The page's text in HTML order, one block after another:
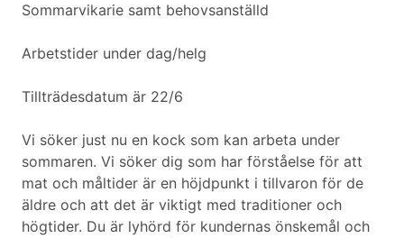
Sommarvikarie samt behovsanställd
Arbetstider under dag/helg
Tillträdesdatum är 22/6
Vi söker just nu en kock som kan arbeta under
sommaren. Vi söker dig som har förståelse för att
mat och måltider är en höjdpunkt i tillvaron för de
äldre och att det är viktigt med traditioner och
högtider. Du är lyhörd för kundernas önskemål och